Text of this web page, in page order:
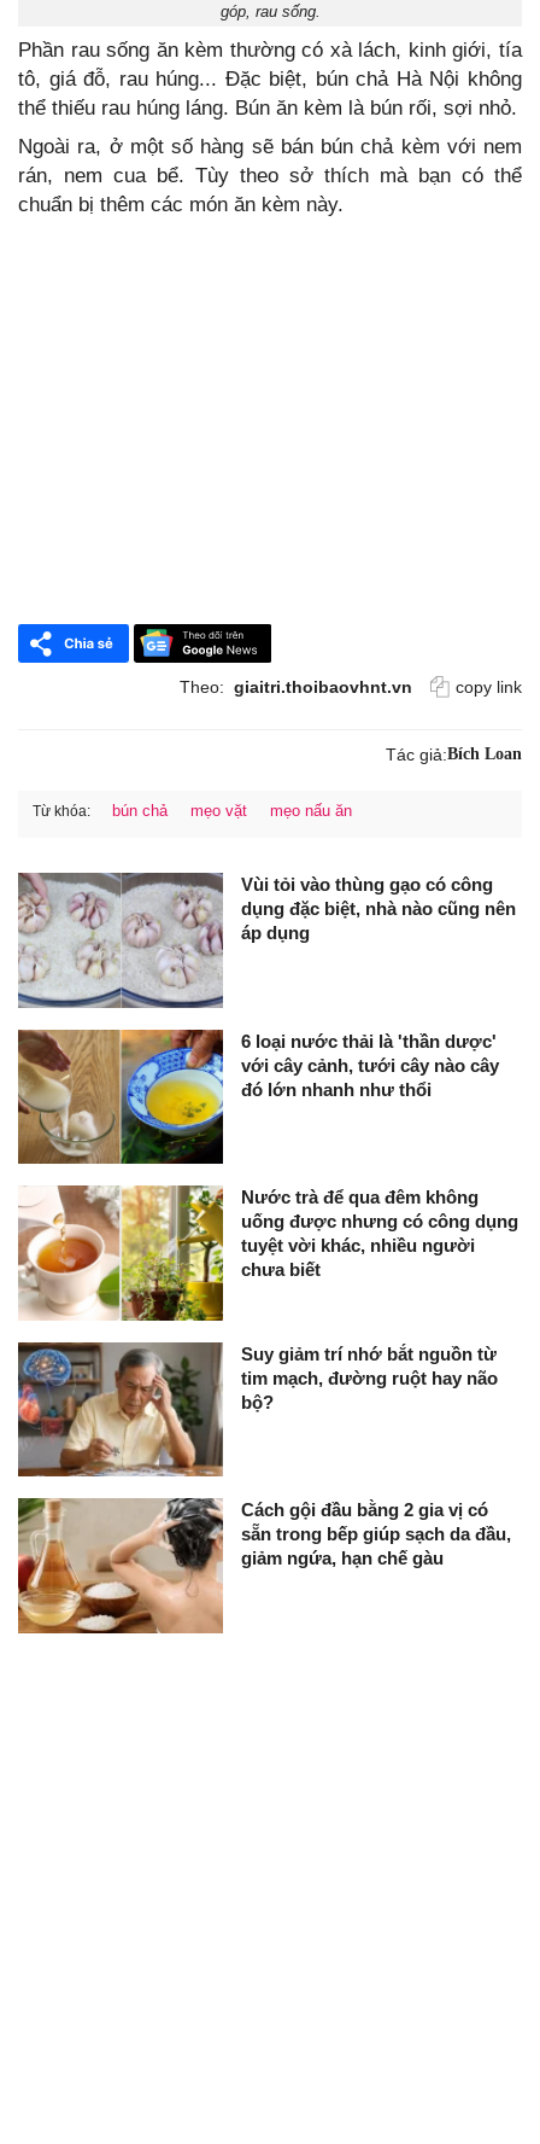
góp, rau sống.
Phần rau sống ăn kèm thường có xà lách, kinh giới, tía
tô, giá đỗ, rau húng... Đặc biệt, bún chả Hà Nội không
thể thiếu rau húng láng. Bún ăn kèm là bún rối, sợi nhỏ.
Ngoài ra, ở một số hàng sẽ bán bún chả kèm với nem
rán, nem cua bể. Tùy theo sở thích mà bạn có thể
chuẩn bị thêm các món ăn kèm này.
Theo: giaitri.thoibaovhnt.vn copy link
Tác giả:Bích Loan
Từ khóa: bún chả mẹo vặt mẹo nấu ăn
Vùi tỏi vào thùng gạo có công
dụng đặc biệt, nhà nào cũng nên
áp dụng
6 loại nước thải là 'thần dược'
với cây cảnh, tưới cây nào cây
đó lớn nhanh như thổi
Nước trà để qua đêm không
uống được nhưng có công dụng
tuyệt vời khác, nhiều người
chưa biết
Suy giảm trí nhớ bắt nguồn từ
tim mạch, đường ruột hay não
bộ?
Cách gội đầu bằng 2 gia vị có
sẵn trong bếp giúp sạch da đầu,
giảm ngứa, hạn chế gàu